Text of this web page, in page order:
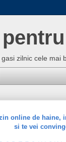
zilnic cele
online de haine,
si te vei